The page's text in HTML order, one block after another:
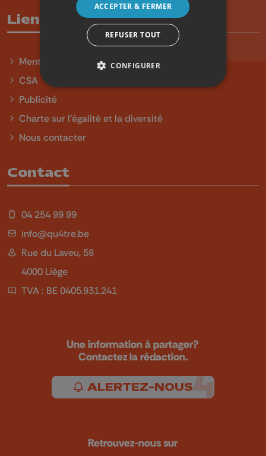
Liens utiles
Mentions légales
CSA
Publicité
Charte sur l'égalité et la diversité
Nous contacter
Contact
04 254 99 99
info@qu4tre.be
Rue du Laveu, 58
4000 Liège
TVA : BE 0405.931.241
Une information à partager?
Contactez la rédaction.
ALERTEZ-NOUS
Retrouvez-nous sur
ACCEPTER & FERMER
REFUSER TOUT
CONFIGURER